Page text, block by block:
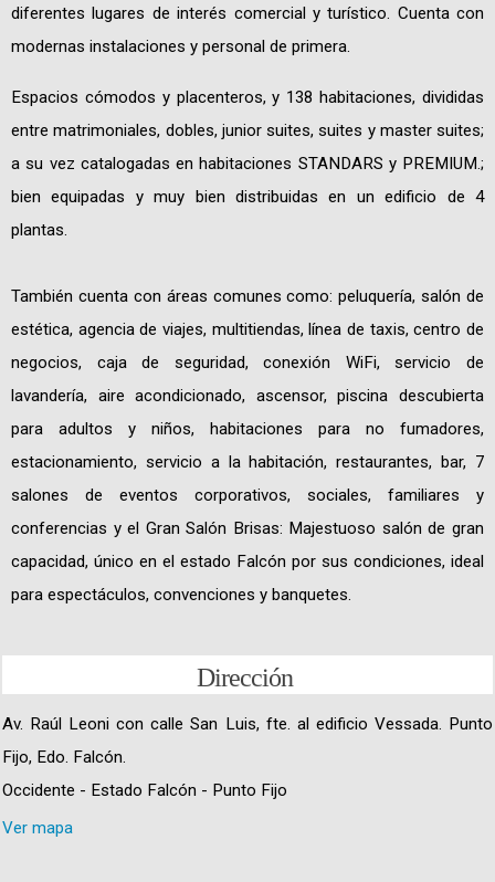
diferentes lugares de interés comercial y turístico. Cuenta con
modernas instalaciones y personal de primera.
Espacios cómodos y placenteros, y 138 habitaciones, divididas
entre matrimoniales, dobles, junior suites, suites y master suites;
a su vez catalogadas en habitaciones STANDARS y PREMIUM.;
bien equipadas y muy bien distribuidas en un edificio de 4
plantas.
También cuenta con áreas comunes como: peluquería, salón de
estética, agencia de viajes, multitiendas, línea de taxis, centro de
negocios, caja de seguridad, conexión WiFi, servicio de
lavandería, aire acondicionado, ascensor, piscina descubierta
para adultos y niños, habitaciones para no fumadores,
estacionamiento, servicio a la habitación, restaurantes, bar, 7
salones de eventos corporativos, sociales, familiares y
conferencias y el Gran Salón Brisas: Majestuoso salón de gran
capacidad, único en el estado Falcón por sus condiciones, ideal
para espectáculos, convenciones y banquetes.
Dirección
Av. Raúl Leoni con calle San Luis, fte. al edificio Vessada. Punto
Fijo, Edo. Falcón.
Occidente - Estado Falcón - Punto Fijo
Ver mapa